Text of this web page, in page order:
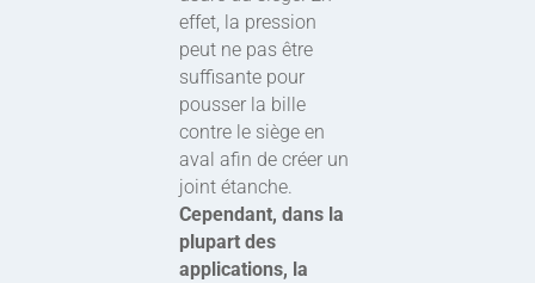
effet, la pression
peut ne pas être
suffisante pour
pousser la bille
contre le siège en
aval afin de créer un
joint étanche.
Cependant, dans la
plupart des
applications, la